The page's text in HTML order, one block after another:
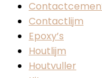
Contactlijm
Epoxy’s
Houtlijm
Houtvuller